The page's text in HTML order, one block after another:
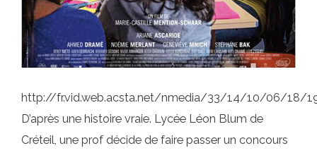
http://fr.vid.web.acsta.net/nmedia/33/14/10/06/18/
D’après une histoire vraie. Lycée Léon Blum de
Créteil, une prof décide de faire passer un concours